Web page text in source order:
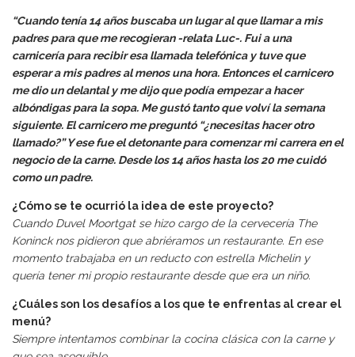
“Cuando tenía 14 años buscaba un lugar al que llamar a mis
padres para que me recogieran -relata Luc-. Fui a una
carnicería para recibir esa llamada telefónica y tuve que
esperar a mis padres al menos una hora. Entonces el carnicero
me dio un delantal y me dijo que podía empezar a hacer
albóndigas para la sopa. Me gustó tanto que volví la semana
siguiente. El carnicero me preguntó “¿necesitas hacer otro
llamado?” Y ese fue el detonante para comenzar mi carrera en el
negocio de la carne. Desde los 14 años hasta los 20 me cuidó
como un padre.
¿Cómo se te ocurrió la idea de este proyecto?
Cuando Duvel Moortgat se hizo cargo de la cervecería The
Koninck nos pidieron que abriéramos un restaurante. En ese
momento trabajaba en un reducto con estrella Michelin y
quería tener mi propio restaurante desde que era un niño.
¿Cuáles son los desafíos a los que te enfrentas al crear el
menú?
Siempre intentamos combinar la cocina clásica con la carne y